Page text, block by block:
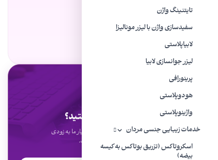
تایتنینگ واژن
سفیدسازی واژن با لیزر مونالیزا
لابیاپلاستی
ليزر جوانسازی لابیا
پرینورافی
هودوپلاستی
واژینوپلاستی
خدمات زیبایی جنسی مردان
اسکروتاکس (تزریق بوتاکس به کیسه
بیضه)
نگران علائم خود هستید؟
فرم مشاوره را همین حالا پر کنید، دستیار ما به زودی
با شما تماس خواهد گرفت.